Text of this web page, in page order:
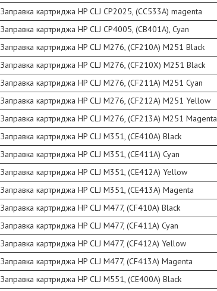
Заправка картриджа HP CLJ CP2025, (CC533A) magenta
Заправка картриджа HP CLJ CP4005, (CB401A), Cyan
Заправка картриджа HP CLJ M276, (CF210A) M251 Black
Заправка картриджа HP CLJ M276, (CF210X) M251 Black
Заправка картриджа HP CLJ M276, (CF211A) M251 Cyan
Заправка картриджа HP CLJ M276, (CF212A) M251 Yellow
Заправка картриджа HP CLJ M276, (CF213A) M251 Magenta
Заправка картриджа HP CLJ M351, (CE410A) Black
Заправка картриджа HP CLJ M351, (CE411A) Cyan
Заправка картриджа HP CLJ M351, (CE412A) Yellow
Заправка картриджа HP CLJ M351, (CE413A) Magenta
Заправка картриджа HP CLJ M477, (CF410A) Black
Заправка картриджа HP CLJ M477, (CF411A) Cyan
Заправка картриджа HP CLJ M477, (CF412A) Yellow
Заправка картриджа HP CLJ M477, (CF413A) Magenta
Заправка картриджа HP CLJ M551, (CE400A) Black